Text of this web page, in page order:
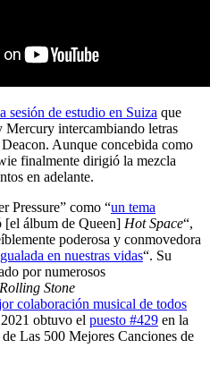
sesión de estudio en Suiza que
intercambiando letras
Aunque concebida como
finalmente dirigió la mezcla
en adelante.
Pressure” como “un tema
[el álbum de Queen] Hot Space“,
poderosa y conmovedora
en nuestras vidas“. Su
por numerosos
Rolling Stone
colaboración musical de todos
obtuvo el puesto #429 en la
de Las 500 Mejores Canciones de